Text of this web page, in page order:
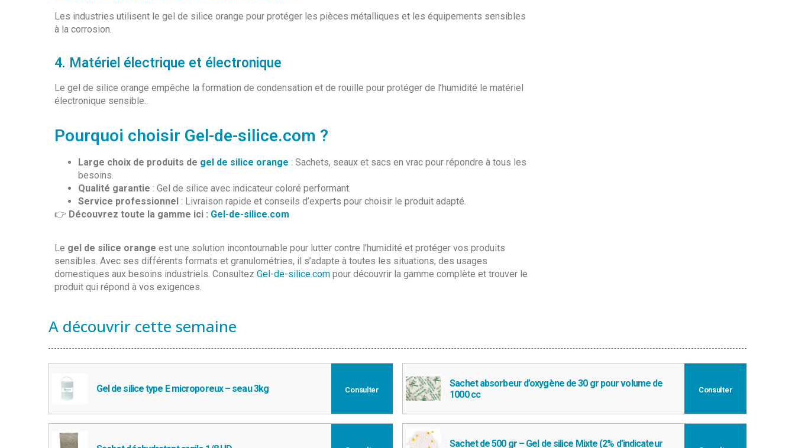
Les industries utilisent le gel de silice orange pour protéger les pièces métalliques et les équipements sensibles
à la corrosion.
4. Matériel électrique et électronique
Le gel de silice orange empêche la formation de condensation et de rouille pour protéger de l’humidité le matériel
électronique sensible..
Pourquoi choisir Gel-de-silice.com ?
Large choix de produits de gel de silice orange : Sachets, seaux et sacs en vrac pour répondre à tous les
besoins.
Qualité garantie : Gel de silice avec indicateur coloré performant.
Service professionnel : Livraison rapide et conseils d’experts pour choisir le produit adapté.
👉 Découvrez toute la gamme ici : Gel-de-silice.com
Le gel de silice orange est une solution incontournable pour lutter contre l’humidité et protéger vos produits
sensibles. Avec ses différents formats et granulométries, il s’adapte à toutes les situations, des usages
domestiques aux besoins industriels. Consultez Gel-de-silice.com pour découvrir la gamme complète et trouver le
produit qui répond à vos exigences.
A découvrir cette semaine
Gel de silice type E microporeux – seau 3kg Consulter
Sachet absorbeur d’oxygène de 30 gr pour volume de
1000 cc
Consulter
Sachet de 500 gr – Gel de silice Mixte (2% d’indicateur